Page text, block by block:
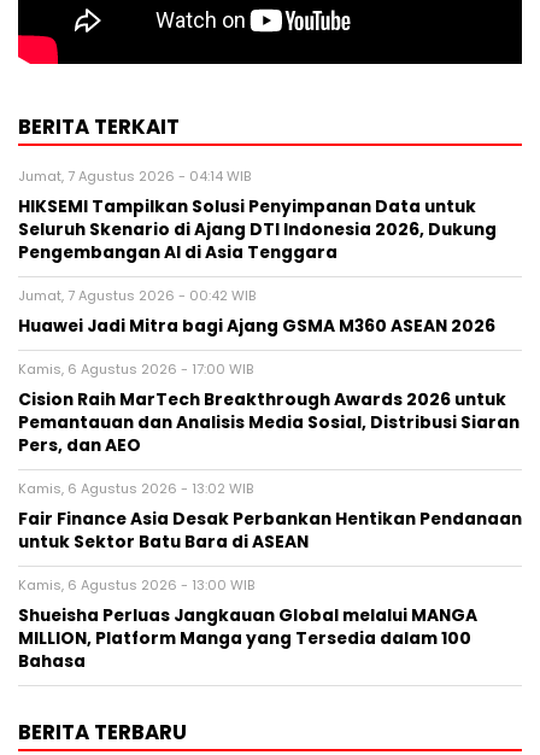
BERITA TERKAIT
Jumat, 7 Agustus 2026 - 04:14 WIB
HIKSEMI Tampilkan Solusi Penyimpanan Data untuk
Seluruh Skenario di Ajang DTI Indonesia 2026, Dukung
Pengembangan AI di Asia Tenggara
Jumat, 7 Agustus 2026 - 00:42 WIB
Huawei Jadi Mitra bagi Ajang GSMA M360 ASEAN 2026
Kamis, 6 Agustus 2026 - 17:00 WIB
Cision Raih MarTech Breakthrough Awards 2026 untuk
Pemantauan dan Analisis Media Sosial, Distribusi Siaran
Pers, dan AEO
Kamis, 6 Agustus 2026 - 13:02 WIB
Fair Finance Asia Desak Perbankan Hentikan Pendanaan
untuk Sektor Batu Bara di ASEAN
Kamis, 6 Agustus 2026 - 13:00 WIB
Shueisha Perluas Jangkauan Global melalui MANGA
MILLION, Platform Manga yang Tersedia dalam 100
Bahasa
BERITA TERBARU